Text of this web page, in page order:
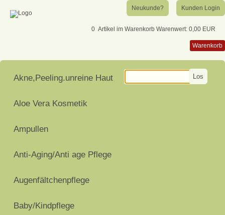
0 Artikel im Warenkorb Warenwert: 0,00 EUR
Warenkorb
Kunden Login
Neukunde?
Los
Akne,Peeling.unreine Haut
Aloe Vera Kosmetik
Ampullen
Anti-Aging/Anti age Pflege
Augenfältchenpflege
Baby/Kindpflege